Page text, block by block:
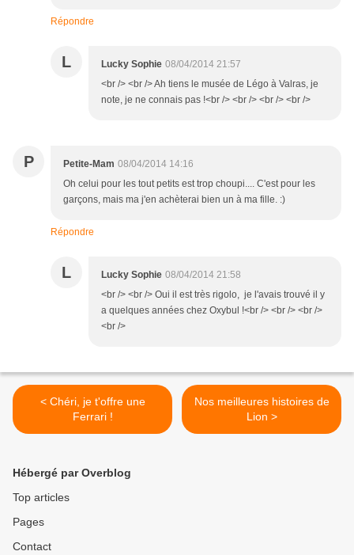
Répondre
L Lucky Sophie 08/04/2014 21:57
<br /> <br /> Ah tiens le musée de Légo à Valras, je
note, je ne connais pas !<br /> <br /> <br /> <br />
P Petite-Mam 08/04/2014 14:16
Oh celui pour les tout petits est trop choupi.... C'est pour les
garçons, mais ma j'en achèterai bien un à ma fille. :)
Répondre
L Lucky Sophie 08/04/2014 21:58
<br /> <br /> Oui il est très rigolo, je l'avais trouvé il y
a quelques années chez Oxybul !<br /> <br /> <br />
<br />
< Chéri, je t'offre une
Ferrari !
Nos meilleures histoires de
Lion >
Hébergé par Overblog
Top articles
Pages
Contact